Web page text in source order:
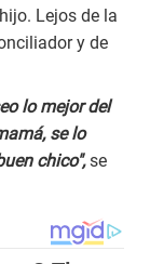
Lejos de la
y de
lo mejor del
se lo
chico",se